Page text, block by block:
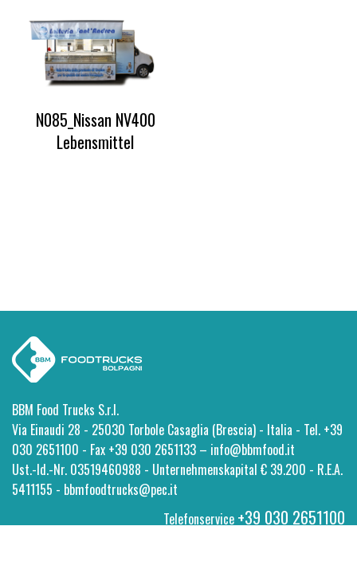
N085_Nissan NV400
Lebensmittel
BBM Food Trucks S.r.l.
Via Einaudi 28 - 25030 Torbole Casaglia (Brescia) - Italia - Tel. +39
030 2651100 - Fax +39 030 2651133 – info@bbmfood.it
Ust.-Id.-Nr. 03519460988 - Unternehmenskapital € 39.200 - R.E.A.
5411155 - bbmfoodtrucks@pec.it
Telefonservice +39 030 2651100